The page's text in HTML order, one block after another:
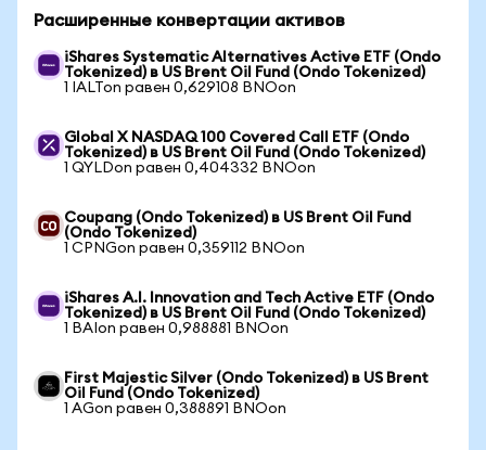
Расширенные конвертации активов
iShares Systematic Alternatives Active ETF (Ondo
Tokenized) в US Brent Oil Fund (Ondo Tokenized)
1 IALTon равен 0,629108 BNOon
Global X NASDAQ 100 Covered Call ETF (Ondo
Tokenized) в US Brent Oil Fund (Ondo Tokenized)
1 QYLDon равен 0,404332 BNOon
Coupang (Ondo Tokenized) в US Brent Oil Fund
(Ondo Tokenized)
1 CPNGon равен 0,359112 BNOon
iShares A.I. Innovation and Tech Active ETF (Ondo
Tokenized) в US Brent Oil Fund (Ondo Tokenized)
1 BAIon равен 0,988881 BNOon
First Majestic Silver (Ondo Tokenized) в US Brent
Oil Fund (Ondo Tokenized)
1 AGon равен 0,388891 BNOon